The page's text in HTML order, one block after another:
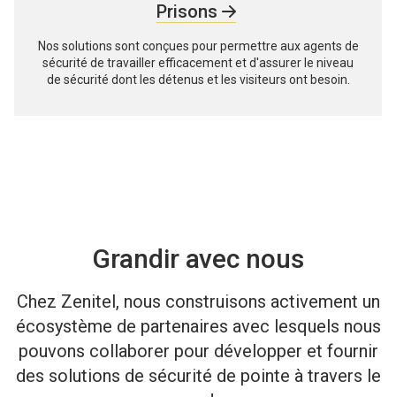
Prisons
Nos solutions sont conçues pour permettre aux agents de
sécurité de travailler efficacement et d'assurer le niveau
de sécurité dont les détenus et les visiteurs ont besoin.
Grandir avec nous
Chez Zenitel, nous construisons activement un
écosystème de partenaires avec lesquels nous
pouvons collaborer pour développer et fournir
des solutions de sécurité de pointe à travers le